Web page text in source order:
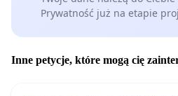
Prywatność już na etapie
Inne petycje, które mogą cię